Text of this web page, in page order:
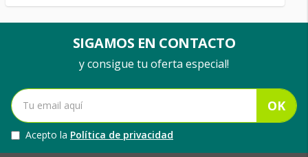
SIGAMOS EN CONTACTO
y consigue tu oferta especial!
OK
Acepto la Política de privacidad